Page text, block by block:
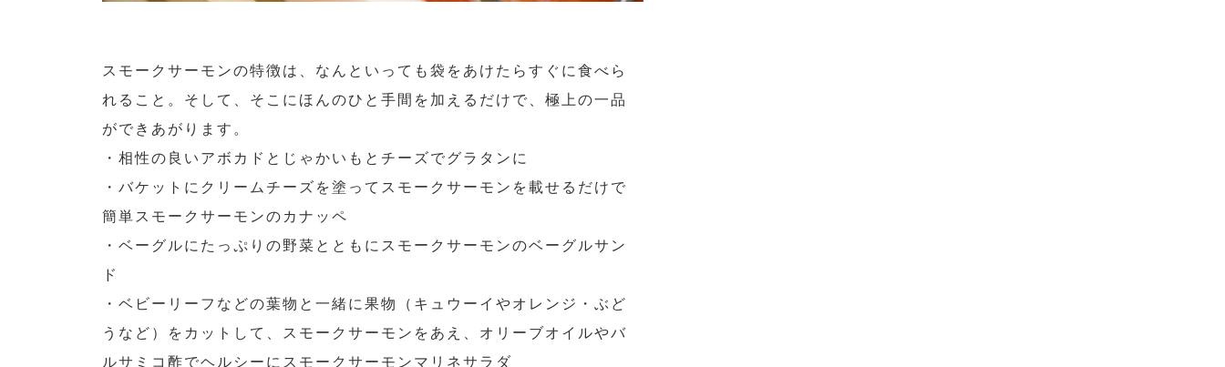
スモークサーモンの特徴は、なんといっても袋をあけたらすぐに食べら
れること。そして、そこにほんのひと手間を加えるだけで、極上の一品
ができあがります。
・相性の良いアボカドとじゃかいもとチーズでグラタンに
・バケットにクリームチーズを塗ってスモークサーモンを載せるだけで
簡単スモークサーモンのカナッペ
・ベーグルにたっぷりの野菜とともにスモークサーモンのベーグルサン
ド
・ベビーリーフなどの葉物と一緒に果物（キュウーイやオレンジ・ぶど
うなど）をカットして、スモークサーモンをあえ、オリーブオイルやバ
ルサミコ酢でヘルシーにスモークサーモンマリネサラダ